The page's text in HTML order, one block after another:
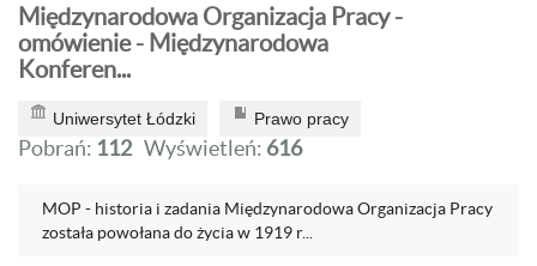
Międzynarodowa Organizacja Pracy -
omówienie - Międzynarodowa
Konferen...
Uniwersytet Łódzki Prawo pracy
Pobrań: 112 Wyświetleń: 616
MOP - historia i zadania Międzynarodowa Organizacja Pracy
została powołana do życia w 1919 r...